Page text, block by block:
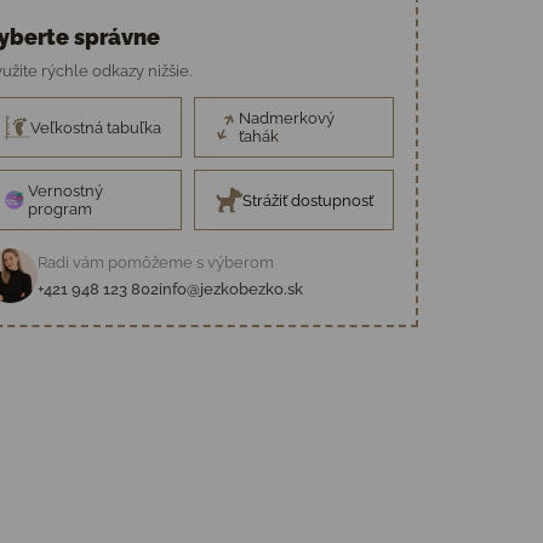
správne
rýchle odkazy nižšie.
Veľkostná tabuľka
Nadmerkový
ťahák
Vernostný
program
Strážiť dostupnosť
Radi vám pomôžeme s výberom
+421 948 123 802info@jezkobezko.sk